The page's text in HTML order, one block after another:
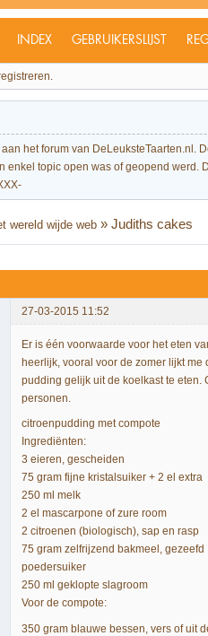
INDEX GEBRUIKERSLIJST
het forum van
enkel topic open was of geopend
wereld wijde web »Judiths cakes
27-03-2015 11:52
Er is één voorwaarde voor het eten
heerlijk, vooral voor de zomer lijkt
pudding gelijk uit de koelkast te eten.
personen.
citroenpudding met compote
Ingrediënten:
3 eieren, gescheiden
75 gram fijne kristalsuiker + 2 el extra
250 ml melk
2 el mascarpone of zure room
2 citroenen (biologisch), sap en rasp
75 gram zelfrijzend bakmeel, gezeefd
poedersuiker
250 ml geklopte slagroom
Voor de compote:
350 gram blauwe bessen, vers of uit